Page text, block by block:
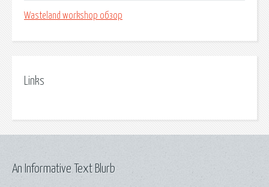
Wasteland workshop обзор
Links
An Informative Text Blurb